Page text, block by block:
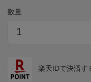
数量
楽天IDで決済す